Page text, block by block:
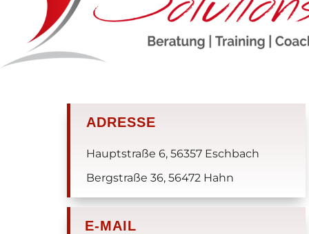
ADRESSE
Hauptstraße 6, 56357 Eschbach
Bergstraße 36, 56472 Hahn
E-MAIL